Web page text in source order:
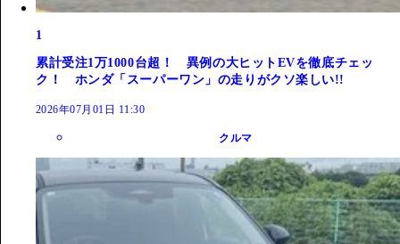
1
累計受注1万1000台超！ 異例の大ヒットEVを徹底チェッ
ク！ ホンダ「スーパーワン」の走りがクソ楽しい!!
2026年07月01日 11:30
クルマ